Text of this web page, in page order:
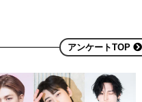
アンケートTOP